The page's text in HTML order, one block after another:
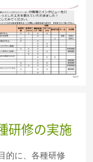
研修の実施
的に、各種研修